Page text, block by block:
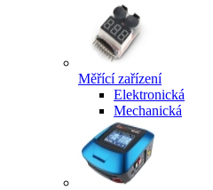
Měřící zařízení
Elektronická
Mechanická